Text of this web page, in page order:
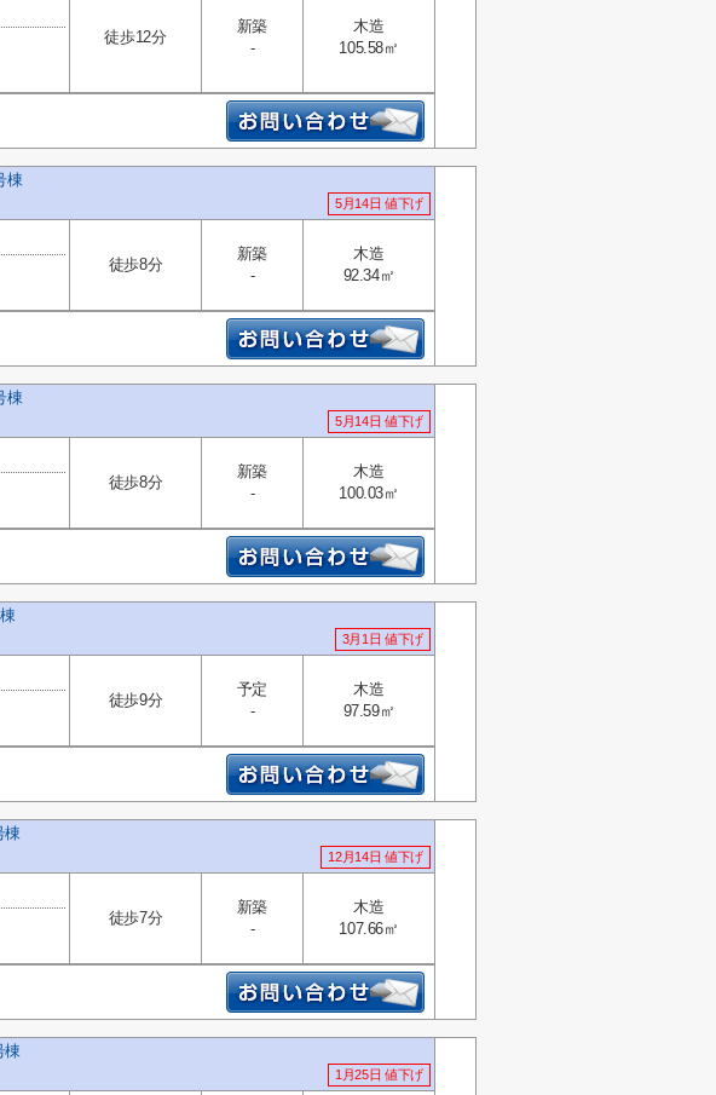
徒歩12分
新築
-
木造
105.58㎡
棟
5月14日 値下げ
徒歩8分
新築
-
木造
92.34㎡
棟
5月14日 値下げ
徒歩8分
新築
-
木造
100.03㎡
3月1日 値下げ
徒歩9分
予定
-
木造
97.59㎡
棟
12月14日 値下げ
徒歩7分
新築
-
木造
107.66㎡
棟
1月25日 値下げ